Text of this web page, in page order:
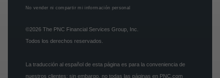
No vender ni compartir mi información personal
©2026 The PNC Financial Services Group, Inc.
Todos los derechos reservados.
La traducción al español de esta página es para la conveniencia de
nuestros clientes; sin embargo, no todas las páginas en PNC.com